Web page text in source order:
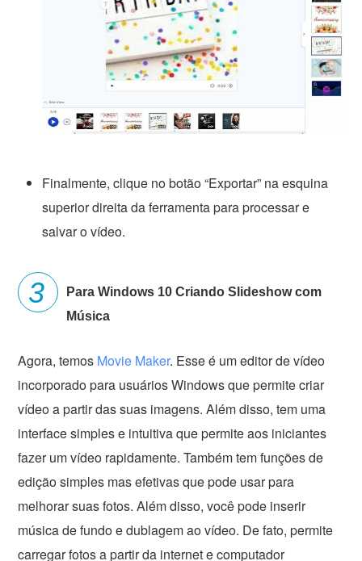
Finalmente, clique no botão “Exportar” na esquina
superior direita da ferramenta para processar e
salvar o vídeo.
Para Windows 10 Criando Slideshow com
Música
Agora, temos Movie Maker. Esse é um editor de vídeo
incorporado para usuários Windows que permite criar
vídeo a partir das suas imagens. Além disso, tem uma
interface simples e intuitiva que permite aos iniciantes
fazer um vídeo rapidamente. Também tem funções de
edição simples mas efetivas que pode usar para
melhorar suas fotos. Além disso, você pode inserir
música de fundo e dublagem ao vídeo. De fato, permite
carregar fotos a partir da internet e computador